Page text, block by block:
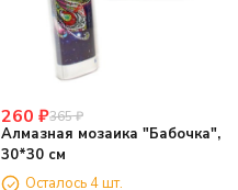
260 ₽365₽
Алмазная мозаика "Бабочка",
30*30 см
Осталось 4 шт.